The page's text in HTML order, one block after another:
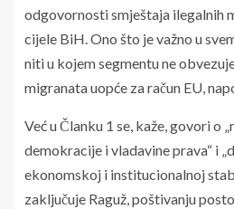
odgovornosti smještaja ilegalnih
cijele BiH. Ono što je važno u
niti u kojem segmentu ne
migranata uopće za račun EU,
Već u Članku 1 se, kaže, govori o
demokracije i vladavine prava“ i
ekonomskoj i institucionalnoj
zaključuje Raguž, poštivanju